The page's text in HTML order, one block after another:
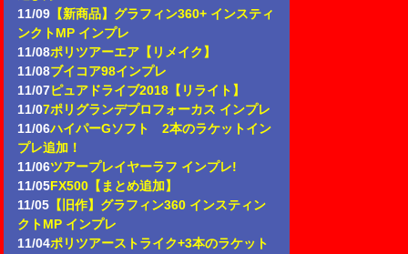
11/09【新商品】グラフィン360+ インスティ
ンクトMP インプレ
11/08ポリツアーエア【リメイク】
11/08ブイコア98インプレ
11/07ピュアドライブ2018【リライト】
11/07ポリグランデプロフォーカス インプレ
11/06ハイパーGソフト 2本のラケットイン
プレ追加！
11/06ツアープレイヤーラフ インプレ!
11/05FX500【まとめ追加】
11/05【旧作】グラフィン360 インスティン
クトMP インプレ
11/04ポリツアーストライク+3本のラケット